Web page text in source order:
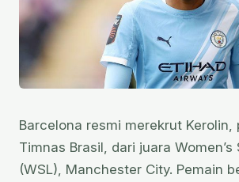
Barcelona resmi merekrut Kerolin,
Timnas Brasil, dari juara Women’s
(WSL), Manchester City. Pemain